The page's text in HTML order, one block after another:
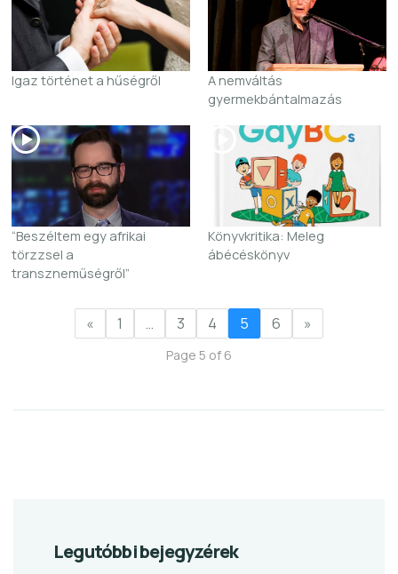
Igaz történet a hűségről
A nemváltás
gyermekbántalmazás
“Beszéltem egy afrikai
törzzsel a
transzneműségről”
Könyvkritika: Meleg
ábécéskönyv
« 1 … 3 4 5 6 »
Page 5 of 6
Legutóbbi bejegyzérek